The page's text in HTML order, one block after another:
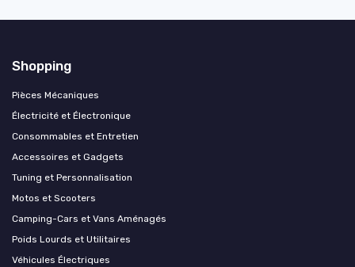
Shopping
Pièces Mécaniques
Électricité et Électronique
Consommables et Entretien
Accessoires et Gadgets
Tuning et Personnalisation
Motos et Scooters
Camping-Cars et Vans Aménagés
Poids Lourds et Utilitaires
Véhicules Électriques